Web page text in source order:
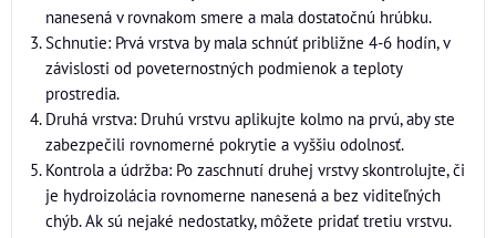
nanesená v rovnakom smere a mala dostatočnú hrúbku.
Schnutie: Prvá vrstva by mala schnúť približne 4-6 hodín, v
závislosti od poveternostných podmienok a teploty
prostredia.
Druhá vrstva: Druhú vrstvu aplikujte kolmo na prvú, aby ste
zabezpečili rovnomerné pokrytie a vyššiu odolnosť.
Kontrola a údržba: Po zaschnutí druhej vrstvy skontrolujte, či
je hydroizolácia rovnomerne nanesená a bez viditeľných
chýb. Ak sú nejaké nedostatky, môžete pridať tretiu vrstvu.